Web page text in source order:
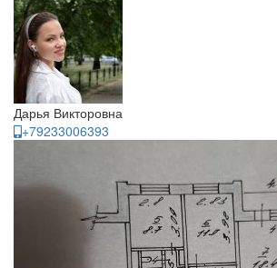
Дарья Викторовна
+79233006393